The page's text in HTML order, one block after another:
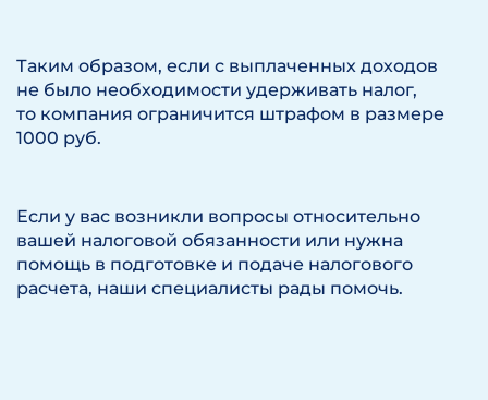
Таким образом, если с выплаченных доходов
не было необходимости удерживать налог,
то компания ограничится штрафом в размере
1000 руб.
Если у вас возникли вопросы относительно
вашей налоговой обязанности или нужна
помощь в подготовке и подаче налогового
расчета, наши специалисты рады помочь.